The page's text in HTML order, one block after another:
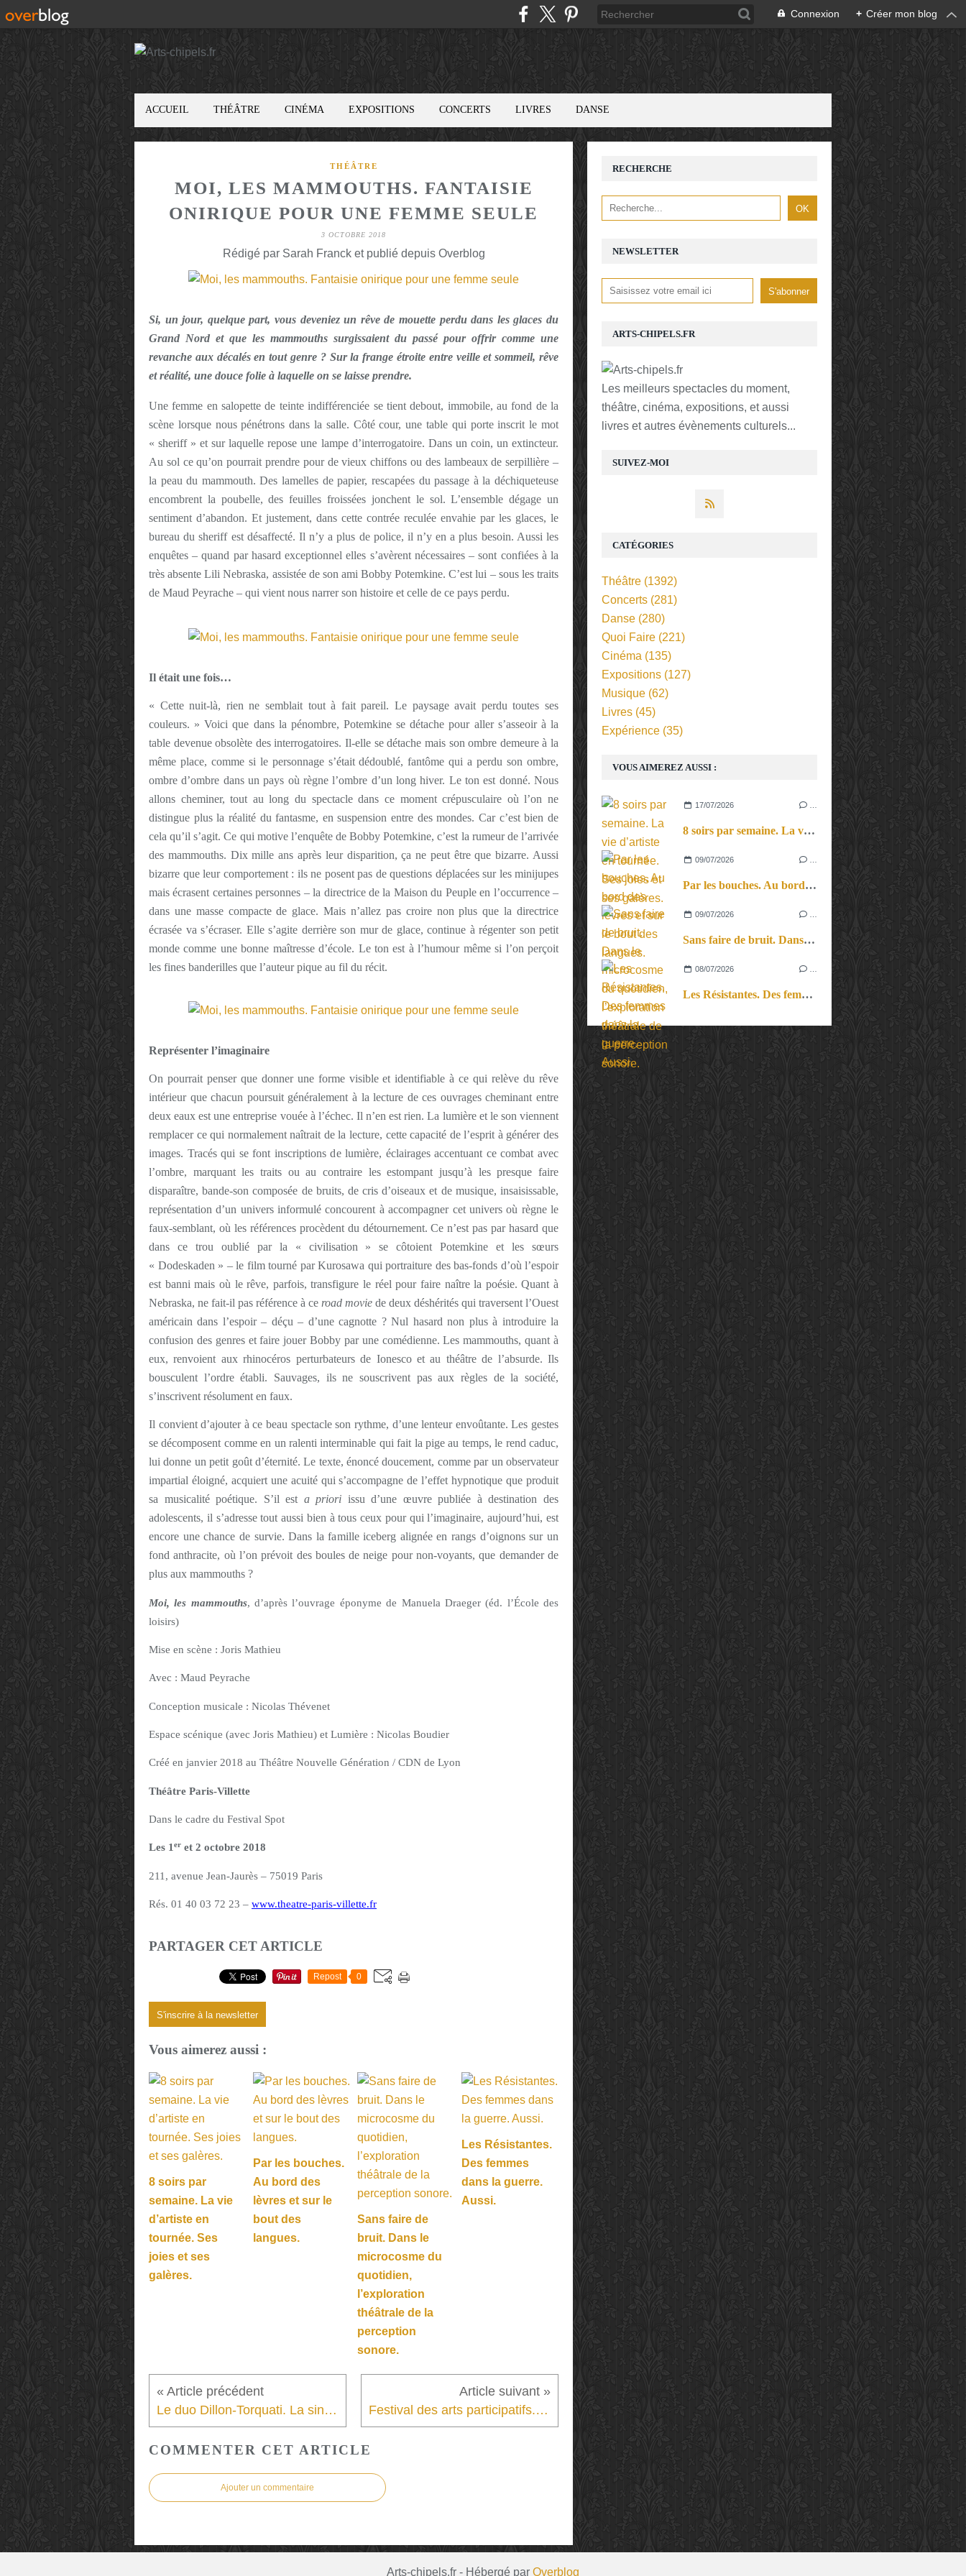
Connexion + Créer mon blog
ACCUEIL THÉÂTRE CINÉMA EXPOSITIONS CONCERTS LIVRES DANSE
THÉÂTRE
MOI, LES MAMMOUTHS. FANTAISIE
ONIRIQUE POUR UNE FEMME SEULE
3 OCTOBRE 2018
Rédigé par Sarah Franck et publié depuis Overblog
Si, un jour, quelque part, vous deveniez un rêve de mouette perdu dans les glaces du
Grand Nord et que les mammouths surgissaient du passé pour offrir comme une
revanche aux décalés en tout genre ? Sur la frange étroite entre veille et sommeil, rêve
et réalité, une douce folie à laquelle on se laisse prendre.
Une femme en salopette de teinte indifférenciée se tient debout, immobile, au fond de la
scène lorsque nous pénétrons dans la salle. Côté cour, une table qui porte inscrit le mot
« sheriff » et sur laquelle repose une lampe d’interrogatoire. Dans un coin, un extincteur.
Au sol ce qu’on pourrait prendre pour de vieux chiffons ou des lambeaux de serpillière –
la peau du mammouth. Des lamelles de papier, rescapées du passage à la déchiqueteuse
encombrent la poubelle, des feuilles froissées jonchent le sol. L’ensemble dégage un
sentiment d’abandon. Et justement, dans cette contrée reculée envahie par les glaces, le
bureau du sheriff est désaffecté. Il n’y a plus de police, il n’y en a plus besoin. Aussi les
enquêtes – quand par hasard exceptionnel elles s’avèrent nécessaires – sont confiées à la
très absente Lili Nebraska, assistée de son ami Bobby Potemkine. C’est lui – sous les traits
de Maud Peyrache – qui vient nous narrer son histoire et celle de ce pays perdu.
Il était une fois…
« Cette nuit-là, rien ne semblait tout à fait pareil. Le paysage avait perdu toutes ses
couleurs. » Voici que dans la pénombre, Potemkine se détache pour aller s’asseoir à la
table devenue obsolète des interrogatoires. Il-elle se détache mais son ombre demeure à la
même place, comme si le personnage s’était dédoublé, fantôme qui a perdu son ombre,
ombre d’ombre dans un pays où règne l’ombre d’un long hiver. Le ton est donné. Nous
allons cheminer, tout au long du spectacle dans ce moment crépusculaire où l’on ne
distingue plus la réalité du fantasme, en suspension entre des mondes. Car c’est bien de
cela qu’il s’agit. Ce qui motive l’enquête de Bobby Potemkine, c’est la rumeur de l’arrivée
des mammouths. Dix mille ans après leur disparition, ça ne peut être que bizarre. Aussi
bizarre que leur comportement : ils ne posent pas de questions déplacées sur les minijupes
mais écrasent certaines personnes – la directrice de la Maison du Peuple en l’occurrence –
dans une masse compacte de glace. Mais n’allez pas croire non plus que la directrice
écrasée va s’écraser. Elle s’agite derrière son mur de glace, continue à régenter son petit
monde comme une bonne maîtresse d’école. Le ton est à l’humour même si l’on perçoit
les fines banderilles que l’auteur pique au fil du récit.
Représenter l’imaginaire
On pourrait penser que donner une forme visible et identifiable à ce qui relève du rêve
intérieur que chacun poursuit généralement à la lecture de ces ouvrages cheminant entre
deux eaux est une entreprise vouée à l’échec. Il n’en est rien. La lumière et le son viennent
remplacer ce qui normalement naîtrait de la lecture, cette capacité de l’esprit à générer des
images. Tracés qui se font inscriptions de lumière, éclairages accentuant ce combat avec
l’ombre, marquant les traits ou au contraire les estompant jusqu’à les presque faire
disparaître, bande-son composée de bruits, de cris d’oiseaux et de musique, insaisissable,
représentation d’un univers informulé concourent à accompagner cet univers où règne le
faux-semblant, où les références procèdent du détournement. Ce n’est pas par hasard que
dans ce trou oublié par la « civilisation » se côtoient Potemkine et les sœurs
« Dodeskaden » – le film tourné par Kurosawa qui portraiture des bas-fonds d’où l’espoir
est banni mais où le rêve, parfois, transfigure le réel pour faire naître la poésie. Quant à
Nebraska, ne fait-il pas référence à ce road movie de deux déshérités qui traversent l’Ouest
américain dans l’espoir – déçu – d’une cagnotte ? Nul hasard non plus à introduire la
confusion des genres et faire jouer Bobby par une comédienne. Les mammouths, quant à
eux, renvoient aux rhinocéros perturbateurs de Ionesco et au théâtre de l’absurde. Ils
bousculent l’ordre établi. Sauvages, ils ne souscrivent pas aux règles de la société,
s’inscrivent résolument en faux.
Il convient d’ajouter à ce beau spectacle son rythme, d’une lenteur envoûtante. Les gestes
se décomposent comme en un ralenti interminable qui fait la pige au temps, le rend caduc,
lui donne un petit goût d’éternité. Le texte, énoncé doucement, comme par un observateur
impartial éloigné, acquiert une acuité qui s’accompagne de l’effet hypnotique que produit
sa musicalité poétique. S’il est a priori issu d’une œuvre publiée à destination des
adolescents, il s’adresse tout aussi bien à tous ceux pour qui l’imaginaire, aujourd’hui, est
encore une chance de survie. Dans la famille iceberg alignée en rangs d’oignons sur un
fond anthracite, où l’on prévoit des boules de neige pour non-voyants, que demander de
plus aux mammouths ?
Moi, les mammouths, d’après l’ouvrage éponyme de Manuela Draeger (éd. l’École des
loisirs)
Mise en scène : Joris Mathieu
Avec : Maud Peyrache
Conception musicale : Nicolas Thévenet
Espace scénique (avec Joris Mathieu) et Lumière : Nicolas Boudier
Créé en janvier 2018 au Théâtre Nouvelle Génération / CDN de Lyon
Théâtre Paris-Villette
Dans le cadre du Festival Spot
Les 1er et 2 octobre 2018
211, avenue Jean-Jaurès – 75019 Paris
Rés. 01 40 03 72 23 – www.theatre-paris-villette.fr
PARTAGER CET ARTICLE
Repost 0
S'inscrire à la newsletter
Vous aimerez aussi :
8 soirs par
semaine. La vie
d’artiste en
tournée. Ses
joies et ses
galères.
Par les bouches.
Au bord des
lèvres et sur le
bout des
langues.
Sans faire de
bruit. Dans le
microcosme du
quotidien,
l’exploration
théâtrale de la
perception
sonore.
Les Résistantes.
Des femmes
dans la guerre.
Aussi.
Le duo Dillon-Torquati. La singularité de la musique contemporaine servie par l’exigence de l’interprétation Festival des arts participatifs. Le théâtre à domicile pour faire bouger les lignes
COMMENTER CET ARTICLE
Ajouter un commentaire
NEWSLETTER
SUIVEZ-MOI
RECHERCHE
ARTS-CHIPELS.FR
Les meilleurs spectacles du moment,
théâtre, cinéma, expositions, et aussi
livres et autres évènements culturels...
VOUS AIMEREZ AUSSI :
17/07/2026
8 soirs par semaine. La vie d’artiste en tournée. Ses joies et ses galères.
09/07/2026
Par les bouches. Au bord des lèvres et sur le bout des langues.
09/07/2026
Sans faire de bruit. Dans le microcosme du quotidien, l’exploration théâtrale de la perception sonore.
08/07/2026
Les Résistantes. Des femmes dans la guerre. Aussi.
CATÉGORIES
Théâtre (1392)
Concerts (281)
Danse (280)
Quoi Faire (221)
Cinéma (135)
Expositions (127)
Musique (62)
Livres (45)
Expérience (35)
Arts-chipels.fr - Hébergé par Overblog